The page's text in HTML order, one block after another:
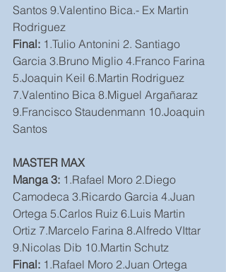
Santos 9.Valentino Bica.- Ex Martin
Rodriguez
Final: 1.Tulio Antonini 2. Santiago
Garcia 3.Bruno Miglio 4.Franco Farina
5.Joaquin Keil 6.Martin Rodriguez
7.Valentino Bica 8.Miguel Argañaraz
9.Francisco Staudenmann 10.Joaquin
Santos
MASTER MAX
Manga 3: 1.Rafael Moro 2.Diego
Camodeca 3.Ricardo Garcia 4.Juan
Ortega 5.Carlos Ruiz 6.Luis Martin
Ortiz 7.Marcelo Farina 8.Alfredo VIttar
9.Nicolas Dib 10.Martin Schutz
Final: 1.Rafael Moro 2.Juan Ortega